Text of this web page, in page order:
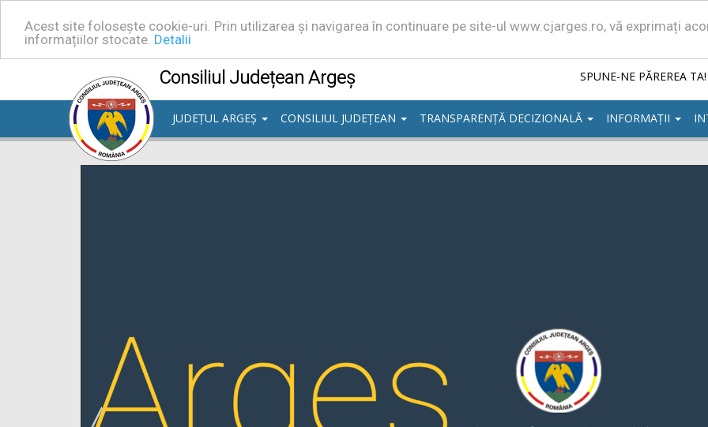
Acest site folosește cookie-uri. Prin utilizarea și navigarea în continuare pe site-ul www.cjarges.ro, vă exprimați
informațiilor stocate. Detalii
Consiliul Județean Argeș SPUNE-NE PĂREREA TA!
JUDEȚUL ARGEȘ
CONSILIUL JUDEȚEAN TRANSPARENȚĂ DECIZIONALĂ INFORMAȚII